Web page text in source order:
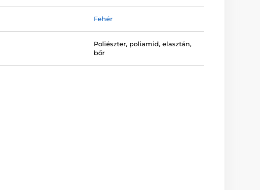
Fehér
Poliészter, poliamid, elasztán,
bőr